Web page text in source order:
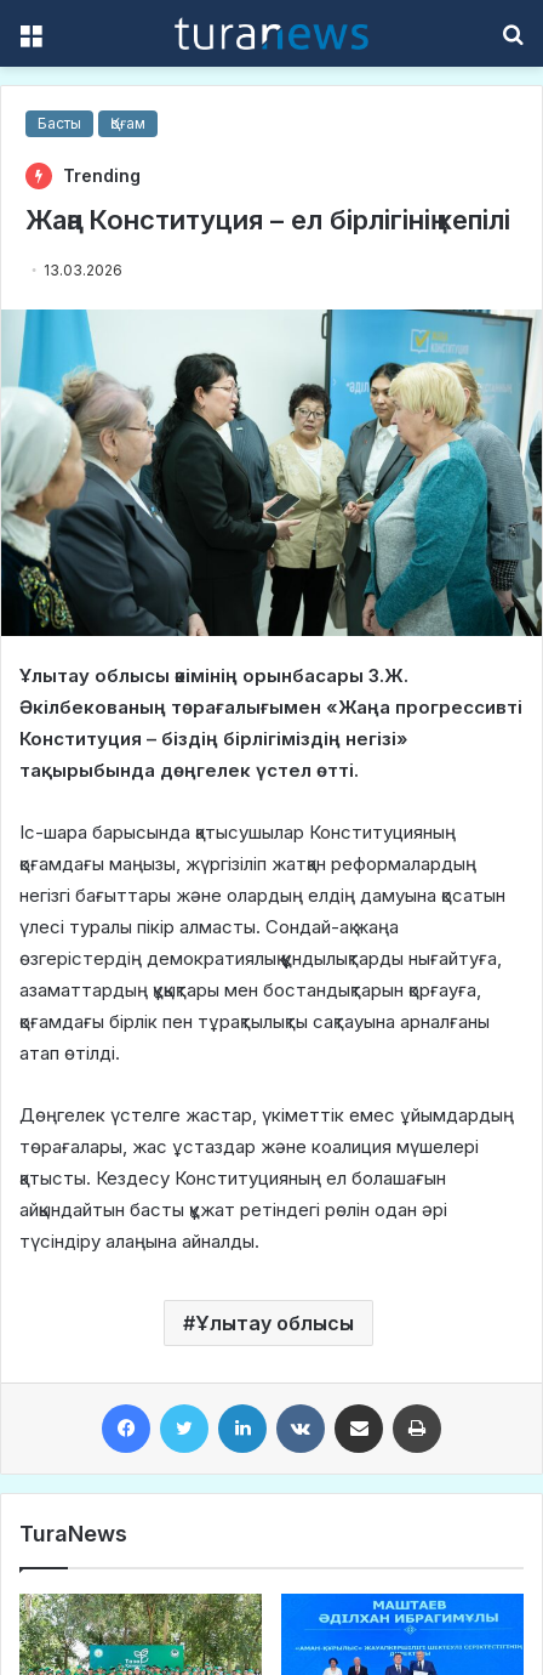
Басты Қоғам
Trending
Жаңа Конституция – ел бірлігінің кепілі
13.03.2026
Ұлытау облысы әкімінің орынбасары З.Ж.
Әкілбекованың төрағалығымен «Жаңа прогрессивті
Конституция – біздің бірлігіміздің негізі»
тақырыбында дөңгелек үстел өтті.
Іс-шара барысында қатысушылар Конституцияның
қоғамдағы маңызы, жүргізіліп жатқан реформалардың
негізгі бағыттары және олардың елдің дамуына қосатын
үлесі туралы пікір алмасты. Сондай-ақ жаңа
өзгерістердің демократиялық құндылықтарды нығайтуға,
азаматтардың құқықтары мен бостандықтарын қорғауға,
қоғамдағы бірлік пен тұрақтылықты сақтауына арналғаны
атап өтілді.
Дөңгелек үстелге жастар, үкіметтік емес ұйымдардың
төрағалары, жас ұстаздар және коалиция мүшелері
қатысты. Кездесу Конституцияның ел болашағын
айқындайтын басты құжат ретіндегі рөлін одан әрі
түсіндіру алаңына айналды.
Ұлытау облысы
TuraNews